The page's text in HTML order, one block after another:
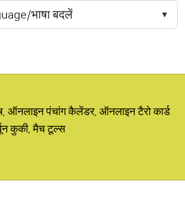
ऑनलाइन पंचांग कैलेंडर, ऑनलाइन टैरो कार्ड
कुकी, मैच टूल्स